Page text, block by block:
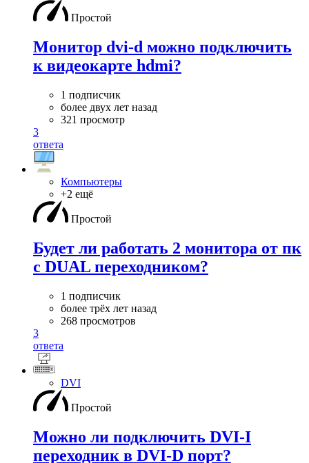
Простой
Монитор dvi-d можно подключить
к видеокарте hdmi?
1 подписчик
более двух лет назад
321 просмотр
3
ответа
Компьютеры
+2 ещё
Простой
Будет ли работать 2 монитора от пк
с DUAL переходником?
1 подписчик
более трёх лет назад
268 просмотров
3
ответа
DVI
Простой
Можно ли подключить DVI-I
переходник в DVI-D порт?